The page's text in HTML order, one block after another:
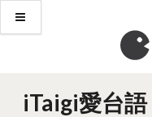
iTaigi愛台語